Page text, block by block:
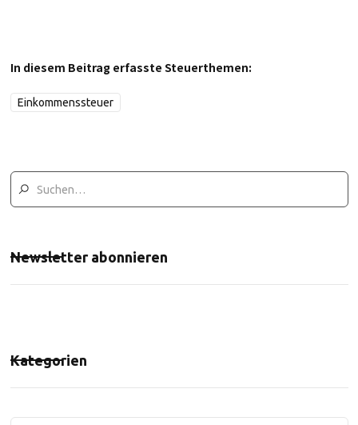
In diesem Beitrag erfasste Steuerthemen:
Einkommenssteuer
Newsletter abonnieren
Kategorien